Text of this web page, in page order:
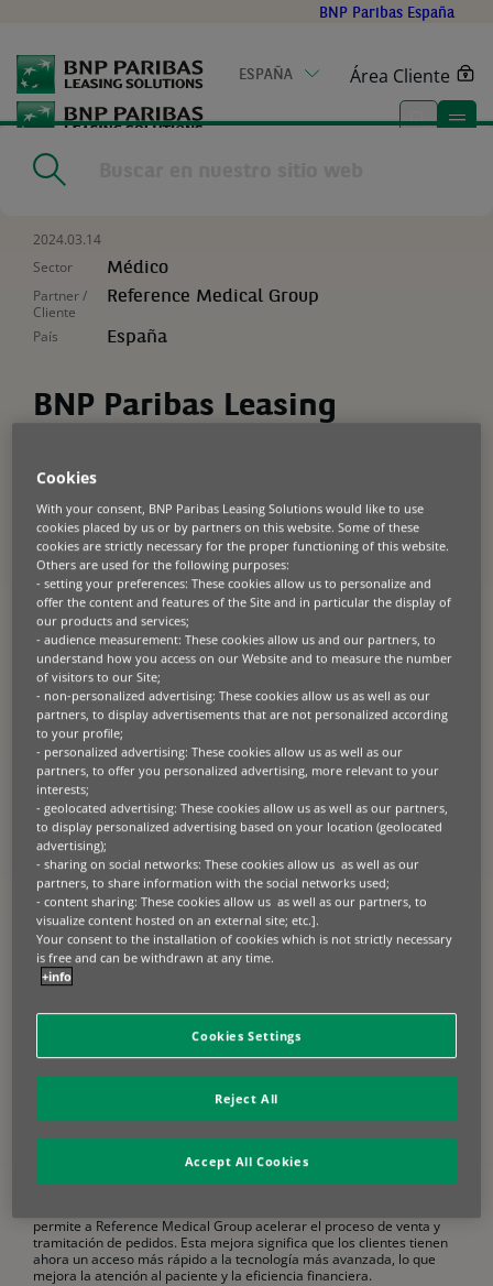
main
content
BNP Paribas España
ESPAÑA Área Cliente
Home
transformación digital de Reference Medical Group
2024.03.14
BNP Paribas Leasing
transformación digital de
Reference Medical Group
Acerca del socio
Reference Medical Group, líder en la distribución de equipos de
dermatología y medicina estética, cuenta con cuatro empresas
especializadas que dan servicio a España, Andorra y Portugal a
través de oficinas en Madrid, San Sebastián, Valencia y Lisboa. Un
equipo especializado garantiza que su red global de distribuidores
pueda satisfacer de forma constante las necesidades de los clientes
en cuanto a tecnologías sanitarias de vanguardia.
Sector Médico
Partner /
Cliente
Reference Medical Group
País España
El reto
La aprobación de la financiación de los proyectos de los clientes a
menudo obstaculizaba la eficacia de las operaciones de Reference
Medical Group. Los procesos de financiación tradicionales, con
prolongadas revisiones crediticias y papeleo manual, obstaculizaban
su capacidad para responder con rapidez a las solicitudes de equipos
de los clientes. Necesitaban una solución más rápida y eficaz para
mantener su ventaja competitiva.
La solución
BNP Paribas Leasing Solutions simplificó el proceso de aprobación de
créditos y gestión de contratos para Reference Medical Group con su
avanzada plataforma digital de gestión de créditos y contratos. Este
sistema inteligente, con decisiones de crédito automáticas, evalúa
rápidamente la solvencia de los clientes en función de criterios como
tres años de experiencia en el sector, un historial de pagos limpio y
permite a Reference Medical Group acelerar el proceso de venta y
tramitación de pedidos. Esta mejora significa que los clientes tienen
ahora un acceso más rápido a la tecnología más avanzada, lo que
mejora la atención al paciente y la eficiencia financiera.
Cookies
With your consent, BNP Paribas Leasing Solutions would like to use
cookies placed by us or by partners on this website. Some of these
cookies are strictly necessary for the proper functioning of this website.
Others are used for the following purposes:
- setting your preferences: These cookies allow us to personalize and
offer the content and features of the Site and in particular the display of
our products and services;
- audience measurement: These cookies allow us and our partners, to
understand how you access on our Website and to measure the number
of visitors to our Site;
- non-personalized advertising: These cookies allow us as well as our
partners, to display advertisements that are not personalized according
to your profile;
- personalized advertising: These cookies allow us as well as our
partners, to offer you personalized advertising, more relevant to your
interests;
- geolocated advertising: These cookies allow us as well as our partners,
to display personalized advertising based on your location (geolocated
advertising);
- sharing on social networks: These cookies allow us as well as our
partners, to share information with the social networks used;
- content sharing: These cookies allow us as well as our partners, to
visualize content hosted on an external site; etc.].
Your consent to the installation of cookies which is not strictly necessary
is free and can be withdrawn at any time.
+info
Cookies Settings
Reject All
Accept All Cookies